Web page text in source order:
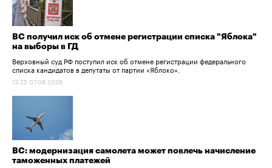
ВС получил иск об отмене регистрации списка "Яблока"
на выборы в ГД
Верховный суд РФ поступил иск об отмене регистрации федерального
списка кандидатов в депутаты от партии «Яблоко».
13:25 07.08.2026
ВС: модернизация самолета может повлечь начисление
таможенных платежей